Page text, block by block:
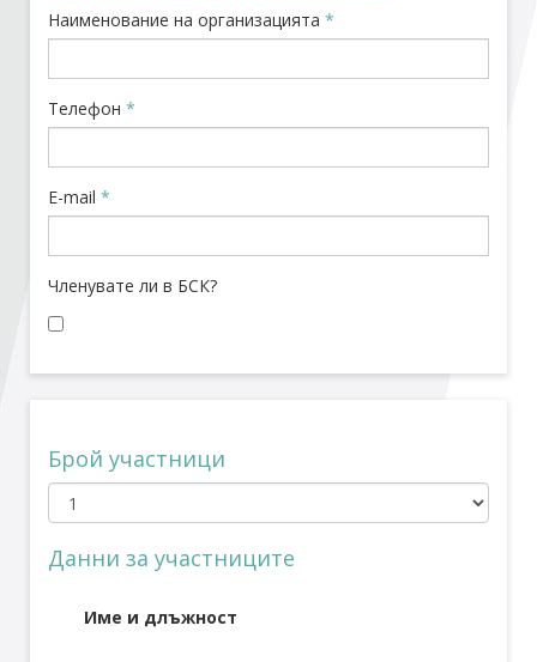
Дейности
Арбитражен съд
Членове
Стани член
Наименование на организацията *
Телефон *
E-mail *
Членувате ли в БСК?
Брой участници
Данни за участниците
Име и длъжност